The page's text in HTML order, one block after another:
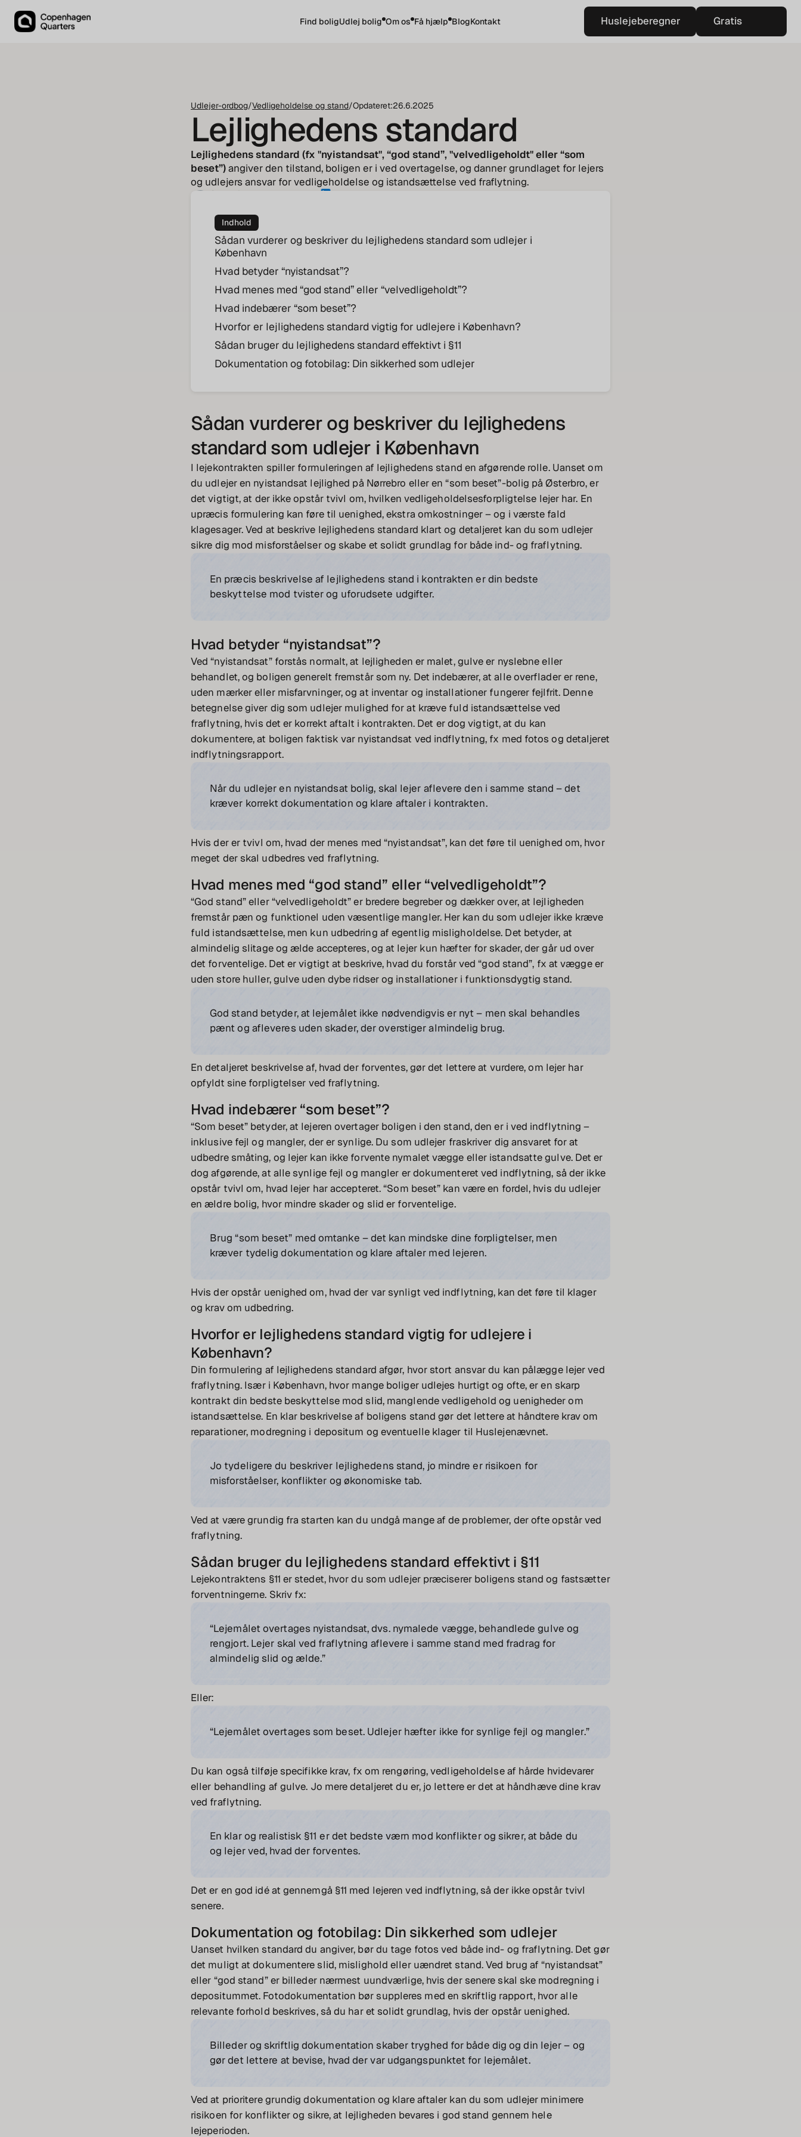
Find boligUdlej bolig Om os Få hjælp BlogKontakt
Huslejeberegner
Huslejeberegner
Gratis
vurdering
Udlejer-ordbog/Vedligeholdelse og stand/Opdateret:26.6.2025
Lejlighedens standard
Lejlighedens standard (fx "nyistandsat", “god stand”, "velvedligeholdt" eller “som
beset”)angiver den tilstand, boligen er i ved overtagelse, og danner grundlaget for lejers
og udlejers ansvar for vedligeholdelse og istandsættelse ved fraflytning.
Carl Lui Myhrstad Neumann
Indhold
Sådan vurderer og beskriver du lejlighedens standard som udlejer i
København
Hvad betyder “nyistandsat”?
Hvad menes med “god stand” eller “velvedligeholdt”?
Hvad indebærer “som beset”?
Hvorfor er lejlighedens standard vigtig for udlejere i København?
Sådan bruger du lejlighedens standard effektivt i §11
Dokumentation og fotobilag: Din sikkerhed som udlejer
Sådan vurderer og beskriver du lejlighedens
standard som udlejer i København
I lejekontrakten spiller formuleringen af lejlighedens stand en afgørende rolle. Uanset om
du udlejer en nyistandsat lejlighed på Nørrebro eller en “som beset”-bolig på Østerbro, er
det vigtigt, at der ikke opstår tvivl om, hvilken vedligeholdelsesforpligtelse lejer har. En
upræcis formulering kan føre til uenighed, ekstra omkostninger – og i værste fald
klagesager. Ved at beskrive lejlighedens standard klart og detaljeret kan du som udlejer
sikre dig mod misforståelser og skabe et solidt grundlag for både ind- og fraflytning.
En præcis beskrivelse af lejlighedens stand i kontrakten er din bedste
beskyttelse mod tvister og uforudsete udgifter.
Hvad betyder “nyistandsat”?
Ved “nyistandsat” forstås normalt, at lejligheden er malet, gulve er nyslebne eller
behandlet, og boligen generelt fremstår som ny. Det indebærer, at alle overflader er rene,
uden mærker eller misfarvninger, og at inventar og installationer fungerer fejlfrit. Denne
betegnelse giver dig som udlejer mulighed for at kræve fuld istandsættelse ved
fraflytning, hvis det er korrekt aftalt i kontrakten. Det er dog vigtigt, at du kan
dokumentere, at boligen faktisk var nyistandsat ved indflytning, fx med fotos og detaljeret
indflytningsrapport.
Når du udlejer en nyistandsat bolig, skal lejer aflevere den i samme stand – det
kræver korrekt dokumentation og klare aftaler i kontrakten.
Hvis der er tvivl om, hvad der menes med “nyistandsat”, kan det føre til uenighed om, hvor
meget der skal udbedres ved fraflytning.
Hvad menes med “god stand” eller “velvedligeholdt”?
“God stand” eller “velvedligeholdt” er bredere begreber og dækker over, at lejligheden
fremstår pæn og funktionel uden væsentlige mangler. Her kan du som udlejer ikke kræve
fuld istandsættelse, men kun udbedring af egentlig misligholdelse. Det betyder, at
almindelig slitage og ælde accepteres, og at lejer kun hæfter for skader, der går ud over
det forventelige. Det er vigtigt at beskrive, hvad du forstår ved “god stand”, fx at vægge er
uden store huller, gulve uden dybe ridser og installationer i funktionsdygtig stand.
God stand betyder, at lejemålet ikke nødvendigvis er nyt – men skal behandles
pænt og afleveres uden skader, der overstiger almindelig brug.
En detaljeret beskrivelse af, hvad der forventes, gør det lettere at vurdere, om lejer har
opfyldt sine forpligtelser ved fraflytning.
Hvad indebærer “som beset”?
“Som beset” betyder, at lejeren overtager boligen i den stand, den er i ved indflytning –
inklusive fejl og mangler, der er synlige. Du som udlejer fraskriver dig ansvaret for at
udbedre småting, og lejer kan ikke forvente nymalet vægge eller istandsatte gulve. Det er
dog afgørende, at alle synlige fejl og mangler er dokumenteret ved indflytning, så der ikke
opstår tvivl om, hvad lejer har accepteret. “Som beset” kan være en fordel, hvis du udlejer
en ældre bolig, hvor mindre skader og slid er forventelige.
Brug “som beset” med omtanke – det kan mindske dine forpligtelser, men
kræver tydelig dokumentation og klare aftaler med lejeren.
Hvis der opstår uenighed om, hvad der var synligt ved indflytning, kan det føre til klager
og krav om udbedring.
Hvorfor er lejlighedens standard vigtig for udlejere i
København?
Din formulering af lejlighedens standard afgør, hvor stort ansvar du kan pålægge lejer ved
fraflytning. Især i København, hvor mange boliger udlejes hurtigt og ofte, er en skarp
kontrakt din bedste beskyttelse mod slid, manglende vedligehold og uenigheder om
istandsættelse. En klar beskrivelse af boligens stand gør det lettere at håndtere krav om
reparationer, modregning i depositum og eventuelle klager til Huslejenævnet.
Jo tydeligere du beskriver lejlighedens stand, jo mindre er risikoen for
misforståelser, konflikter og økonomiske tab.
Ved at være grundig fra starten kan du undgå mange af de problemer, der ofte opstår ved
fraflytning.
Sådan bruger du lejlighedens standard effektivt i §11
Lejekontraktens §11 er stedet, hvor du som udlejer præciserer boligens stand og fastsætter
forventningerne. Skriv fx:
“Lejemålet overtages nyistandsat, dvs. nymalede vægge, behandlede gulve og
rengjort. Lejer skal ved fraflytning aflevere i samme stand med fradrag for
almindelig slid og ælde.”
Eller:
“Lejemålet overtages som beset. Udlejer hæfter ikke for synlige fejl og mangler.”
Du kan også tilføje specifikke krav, fx om rengøring, vedligeholdelse af hårde hvidevarer
eller behandling af gulve. Jo mere detaljeret du er, jo lettere er det at håndhæve dine krav
ved fraflytning.
En klar og realistisk §11 er det bedste værn mod konflikter og sikrer, at både du
og lejer ved, hvad der forventes.
Det er en god idé at gennemgå §11 med lejeren ved indflytning, så der ikke opstår tvivl
senere.
Dokumentation og fotobilag: Din sikkerhed som udlejer
Uanset hvilken standard du angiver, bør du tage fotos ved både ind- og fraflytning. Det gør
det muligt at dokumentere slid, mislighold eller uændret stand. Ved brug af “nyistandsat”
eller “god stand” er billeder nærmest uundværlige, hvis der senere skal ske modregning i
depositummet. Fotodokumentation bør suppleres med en skriftlig rapport, hvor alle
relevante forhold beskrives, så du har et solidt grundlag, hvis der opstår uenighed.
Billeder og skriftlig dokumentation skaber tryghed for både dig og din lejer – og
gør det lettere at bevise, hvad der var udgangspunktet for lejemålet.
Ved at prioritere grundig dokumentation og klare aftaler kan du som udlejer minimere
risikoen for konflikter og sikre, at lejligheden bevares i god stand gennem hele
lejeperioden.